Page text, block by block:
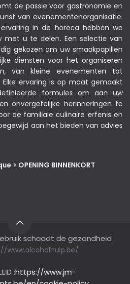
de passie voor gastronomie en
van evenementenorganisatie.
in de horeca hebben we
met u te delen. Een selectie van
gekozen om uw smaakpapillen
diensten voor het organiseren
van kleine evenementen tot
ervaring is op maat gemaakt
formules om aan uw
onvergetelijke herinneringen te
de familiale culinaire erfenis en
aan het bieden van advies
> OPENING BINNENKORT
schaadt de gezondheid
www.alcoholhulp.be/
:https://www.jm-